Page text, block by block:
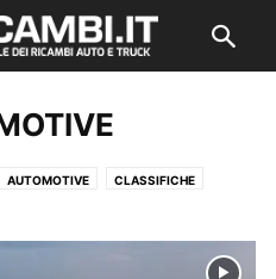
AUTOMOTIVE CLASSIFICHE
E RIPARAZIONE RICAMBI AUTO